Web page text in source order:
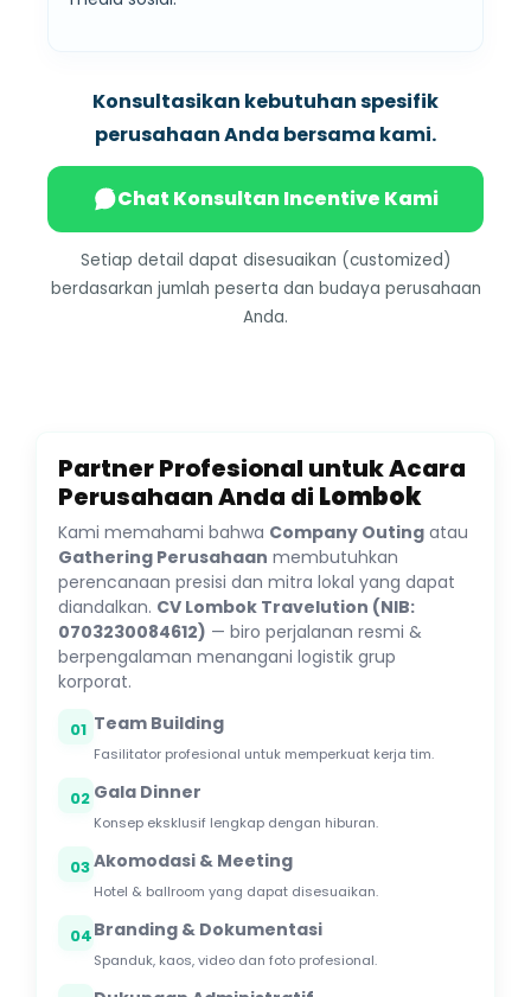
Konsultasikan kebutuhan spesifik
perusahaan Anda bersama kami.
Chat Konsultan Incentive Kami
Setiap detail dapat disesuaikan (customized)
berdasarkan jumlah peserta dan budaya perusahaan
Anda.
Partner Profesional untuk Acara
Perusahaan Anda di Lombok
Kami memahami bahwa Company Outing atau
Gathering Perusahaan membutuhkan
perencanaan presisi dan mitra lokal yang dapat
diandalkan. CV Lombok Travelution (NIB:
0703230084612) — biro perjalanan resmi &
berpengalaman menangani logistik grup
korporat.
01 Team Building
Fasilitator profesional untuk memperkuat kerja tim.
02 Gala Dinner
Konsep eksklusif lengkap dengan hiburan.
03Akomodasi & Meeting
Hotel & ballroom yang dapat disesuaikan.
04Branding & Dokumentasi
Spanduk, kaos, video dan foto profesional.